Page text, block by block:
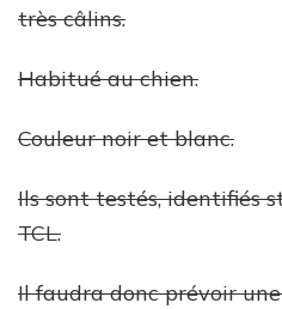
très câlins.
Habitué au chien.
Couleur noir et blanc.
Ils sont testés, identifiés
TCL.
Il faudra donc prévoir